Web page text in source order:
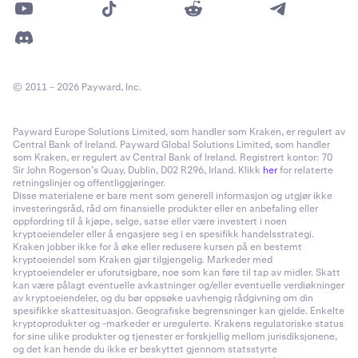
høyeste prisen eller volum til pris (VAP).
kan velge en forskyvning før, eller etter ditt valgte
Før:Plasser ordren et spesifisert antall nivåer før det
valgte nivået.
Etter:Plasser ordren et spesifisert antall nivåer etter
det valgte nivået.
Forskyvningsnivå (1-20):Angir antall nivåer for
forskyvningen. For eksempel, hvis du velger nivå 5
med en forskyvning på 1 før, vil ordren bli plassert
ett nivå før den 5. høyeste eller laveste prisen/VAP.
Skalerte ordrer:
Skaleringsprofil:Dette alternativet bestemmer
mønsteret ordrene plasseres i. Den grafiske
© 2011 – 2026 Payward, Inc.
Payward Europe Solutions Limited, som handler som Kraken, er regulert av
Central Bank of Ireland. Payward Global Solutions Limited, som handler
som Kraken, er regulert av Central Bank of Ireland. Registrert kontor: 70
Sir John Rogerson’s Quay, Dublin, D02 R296, Irland. Klikk herfor relaterte
retningslinjer og offentliggjøringer.
Disse materialene er bare ment som generell informasjon og utgjør ikke
investeringsråd, råd om finansielle produkter eller en anbefaling eller
oppfordring til å kjøpe, selge, satse eller være investert i noen
kryptoeiendeler eller å engasjere seg i en spesifikk handelsstrategi.
Kraken jobber ikke for å øke eller redusere kursen på en bestemt
kryptoeiendel som Kraken gjør tilgjengelig. Markeder med
kryptoeiendeler er uforutsigbare, noe som kan føre til tap av midler. Skatt
kan være pålagt eventuelle avkastninger og/eller eventuelle verdiøkninger
av kryptoeiendeler, og du bør oppsøke uavhengig rådgivning om din
spesifikke skattesituasjon. Geografiske begrensninger kan gjelde. Enkelte
kryptoprodukter og -markeder er uregulerte. Krakens regulatoriske status
for sine ulike produkter og tjenester er forskjellig mellom jurisdiksjonene,
og det kan hende du ikke er beskyttet gjennom statsstyrte